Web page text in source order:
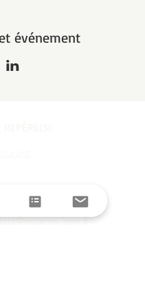
événement
lyon.fr